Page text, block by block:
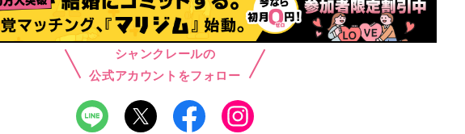
シャンクレールの
公式アカウントをフォロー